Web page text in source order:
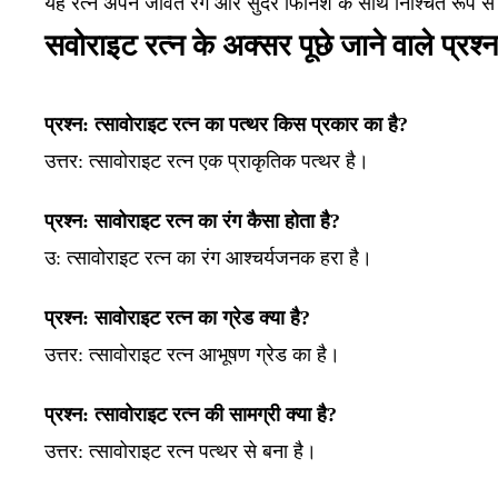
सवोराइट रत्न के अक्सर पूछे जाने वाले
प्रश्न: त्सावोराइट रत्न का पत्थर किस प्रकार का है?
उत्तर: त्सावोराइट रत्न एक प्राकृतिक पत्थर है।
प्रश्न: सावोराइट रत्न का रंग कैसा होता है?
उ:त्सावोराइट रत्न का रंग आश्चर्यजनक हरा है।
प्रश्न: सावोराइट रत्न का ग्रेड क्या है?
उत्तर: त्सावोराइट रत्न आभूषण ग्रेड का है।
प्रश्न: त्सावोराइट रत्न की सामग्री क्या है?
उत्तर: त्सावोराइट रत्न पत्थर से बना है।